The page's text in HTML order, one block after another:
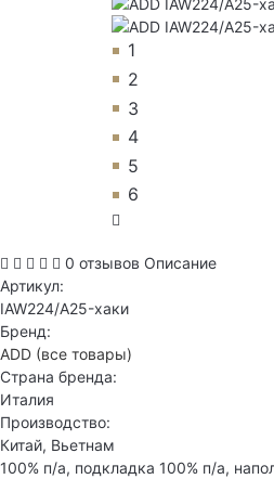
1
2
3
4
5
6
0 отзывов Описание
Артикул:
IAW224/A25-хаки
Бренд:
ADD (все товары)
Страна бренда:
Италия
Производство:
Китай, Вьетнам
100% п/а, подкладка 100% п/а,